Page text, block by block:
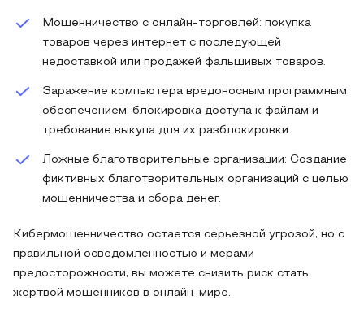
Мошенничество с онлайн-торговлей: покупка
товаров через интернет с последующей
недоставкой или продажей фальшивых товаров.
Заражение компьютера вредоносным программным
обеспечением, блокировка доступа к файлам и
требование выкупа для их разблокировки.
Ложные благотворительные организации: Создание
фиктивных благотворительных организаций с целью
мошенничества и сбора денег.
Кибермошенничество остается серьезной угрозой, но с
правильной осведомленностью и мерами
предосторожности, вы можете снизить риск стать
жертвой мошенников в онлайн-мире.